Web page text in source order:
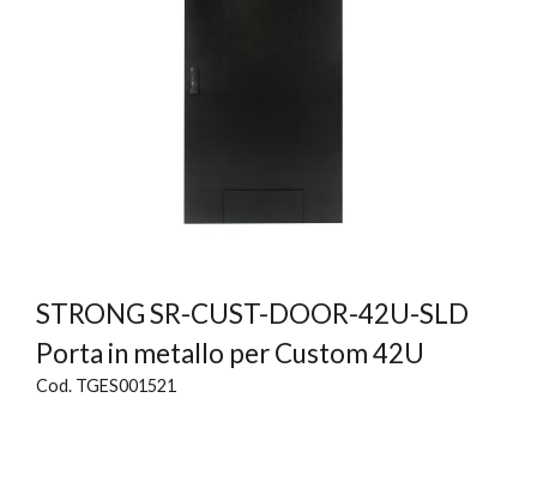
STRONG SR-CUST-DOOR-42U-SLD
Porta in metallo per Custom 42U
Cod. TGES001521